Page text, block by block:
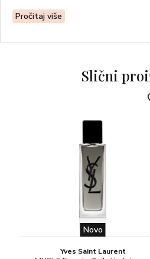
Pročitaj više
Slični
Novo
Yves Saint Laurent